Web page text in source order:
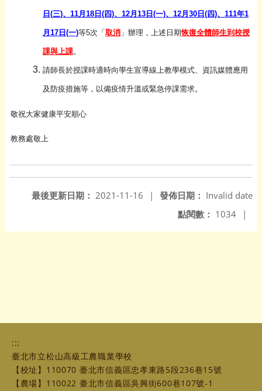
日 (三)、11月18日(四)、12月13日(一)、12月30日 (四)、111年1
月17日(一)等5次「 取消 」辦理，上述日期恢復全體師生到校授
課與上課。
請師長於授課時適時向學生宣導線上教學模式、 資訊媒體應用
及防疫措施等，以備疫情升溫或緊急停課需求。
敬祝大家健康平安順心
教務處敬上
發佈日期： Invalid date
最後更新日期： 2021-11-16
|
點閱數： 1034 |
:::
臺北市立松山高級工農職業學校
【校址】110070 臺北市信義區忠孝東路5段236巷15號
【農場】110022 臺北市信義區吳興街600巷107號-1